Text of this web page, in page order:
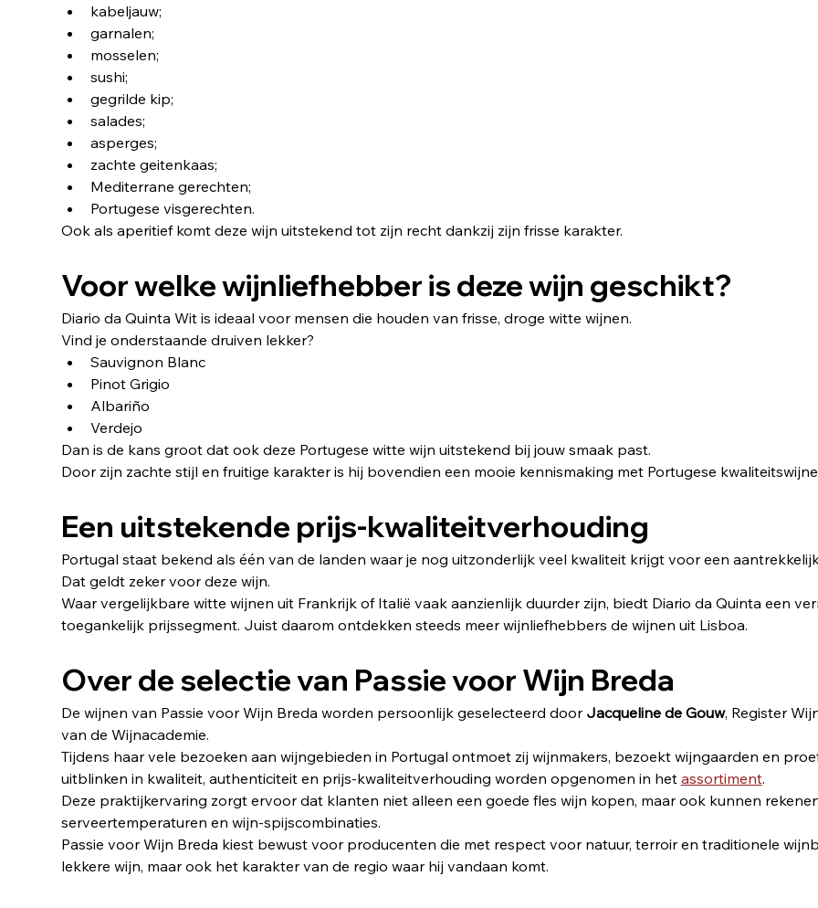
kabeljauw;
garnalen;
mosselen;
sushi;
gegrilde kip;
salades;
asperges;
zachte geitenkaas;
Mediterrane gerechten;
Portugese visgerechten.
Ook als aperitief komt deze wijn uitstekend tot zijn recht dankzij zijn frisse karakter.
Voor welke wijnliefhebber is deze wijn geschikt?
Diario da Quinta Wit is ideaal voor mensen die houden van frisse, droge witte wijnen.
Vind je onderstaande druiven lekker?
Sauvignon Blanc
Pinot Grigio
Albariño
Verdejo
Dan is de kans groot dat ook deze Portugese witte wijn uitstekend bij jouw smaak past.
Door zijn zachte stijl en fruitige karakter is hij bovendien een mooie kennismaking met Portugese
Een uitstekende prijs-kwaliteitverhouding
Portugal staat bekend als één van de landen waar je nog uitzonderlijk veel kwaliteit krijgt voor een
Dat geldt zeker voor deze wijn.
Waar vergelijkbare witte wijnen uit Frankrijk of Italië vaak aanzienlijk duurder zijn, biedt Diario da Quinta een
toegankelijk prijssegment. Juist daarom ontdekken steeds meer wijnliefhebbers de wijnen uit Lisboa.
Over de selectie van Passie voor Wijn Breda
De wijnen van Passie voor Wijn Breda worden persoonlijk geselecteerd door Jacqueline de Gouw, Register
van de Wijnacademie.
Tijdens haar vele bezoeken aan wijngebieden in Portugal ontmoet zij wijnmakers, bezoekt wijngaarden en
uitblinken in kwaliteit, authenticiteit en prijs-kwaliteitverhouding worden opgenomen in het assortiment.
Deze praktijkervaring zorgt ervoor dat klanten niet alleen een goede fles wijn kopen, maar ook kunnen
serveertemperaturen en wijn-spijscombinaties.
Passie voor Wijn Breda kiest bewust voor producenten die met respect voor natuur, terroir en traditionele
lekkere wijn, maar ook het karakter van de regio waar hij vandaan komt.